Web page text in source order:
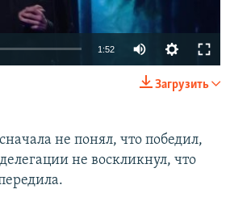
1:52
Загрузить
не понял, что победил,
не воскликнул, что